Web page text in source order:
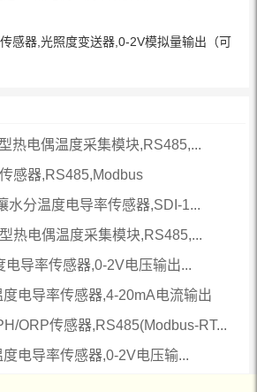
感器,光照度变送器,0-2V模拟量输出（可
热电偶温度采集模块,RS485,...
感器,RS485,Modbus
水分温度电导率传感器,SDI-1...
热电偶温度采集模块,RS485,...
电导率传感器,0-2V电压输出...
电导率传感器,4-20mA电流输出
ORP传感器,RS485(Modbus-RT...
电导率传感器,0-2V电压输...